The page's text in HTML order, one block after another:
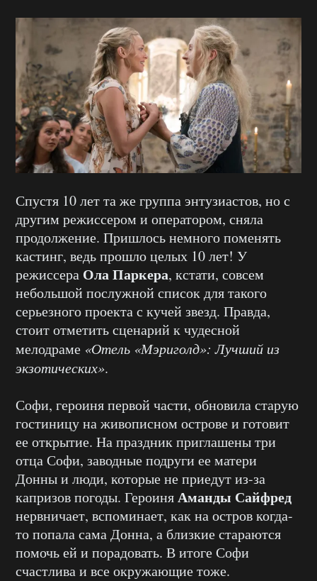
Спустя 10 лет та же группа энтузиастов, но с
другим режиссером и оператором, сняла
продолжение. Пришлось немного поменять
кастинг, ведь прошло целых 10 лет! У
режиссера Ола Паркера, кстати, совсем
небольшой послужной список для такого
серьезного проекта с кучей звезд. Правда,
стоит отметить сценарий к чудесной
мелодраме «Отель «Мэриголд»: Лучший из
экзотических».
Софи, героиня первой части, обновила старую
гостиницу на живописном острове и готовит
ее открытие. На праздник приглашены три
отца Софи, заводные подруги ее матери
Донны и люди, которые не приедут из-за
капризов погоды. ГероиняАманды Сайфред
нервничает, вспоминает, как на остров когда-
то попала сама Донна, а близкие стараются
помочь ей и порадовать. В итоге Софи
счастлива и все окружающие тоже.